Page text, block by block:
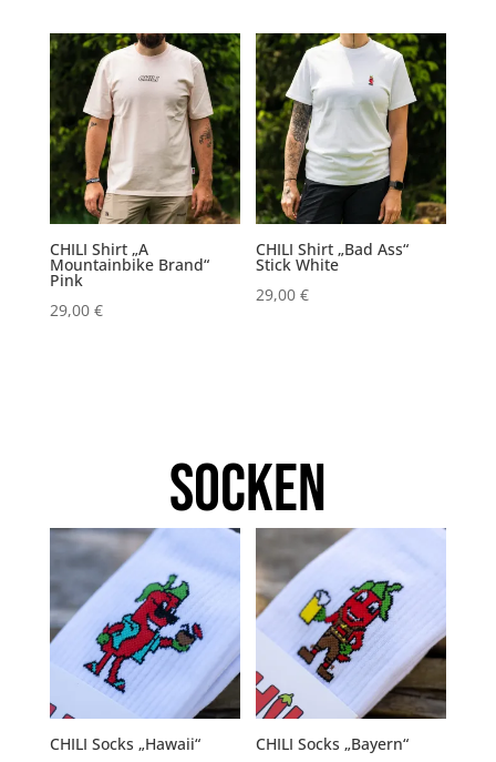
CHILI Shirt „A
Mountainbike Brand“
Pink
29,00 €
CHILI Shirt „Bad Ass“
Stick White
29,00€
Socken
CHILI Socks „Hawaii“
CHILI Socks „Bayern“